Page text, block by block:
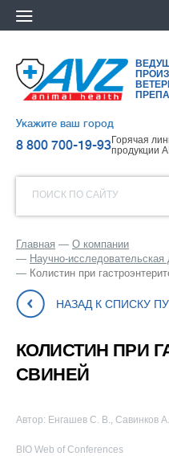
Укажите ваш город
8 800 700-19-93Горячая
продукции
ПОИСК ПО САЙТУ
Главная
О компании
Научно-исследовательская
Колистин при
НАЗАД К СПИСКУ
КОЛИСТИН ПРИ
СВИНЕЙ
Автор: Енгашев С. В., Савинков
BIO Web of Conferences